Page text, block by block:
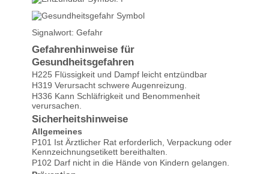
Signalwort: Gefahr
Gefahrenhinweise für
Gesundheitsgefahren
H225 Flüssigkeit und Dampf leicht entzündbar
H319 Verursacht schwere Augenreizung.
H336 Kann Schläfrigkeit und Benommenheit
verursachen.
Sicherheitshinweise
Allgemeines
P101 Ist Ärztlicher Rat erforderlich, Verpackung oder
Kennzeichnungsetikett bereithalten.
P102 Darf nicht in die Hände von Kindern gelangen.